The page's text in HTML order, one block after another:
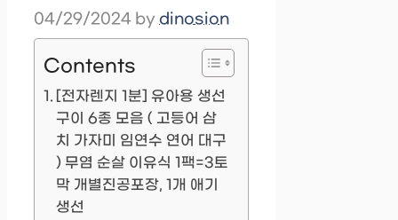
04/29/2024 by dinosion
Contents
[전자렌지 1분] 유아용 생선
구이 6종 모음 ( 고등어 삼
치 가자미 임연수 연어 대구
) 무염 순살 이유식 1팩=3토
막 개별진공포장, 1개 애기
생선